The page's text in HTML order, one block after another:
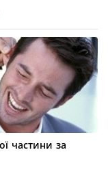
частини за